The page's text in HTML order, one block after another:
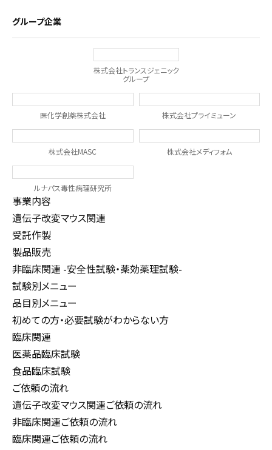
グループ企業
株式会社トランスジェニック
グループ
医化学創薬株式会社 株式会社プライミューン
株式会社MASC 株式会社メディフォム
ルナパス毒性病理研究所
事業内容
遺伝子改変マウス関連
受託作製
製品販売
非臨床関連 -安全性試験・薬効薬理試験-
試験別メニュー
品目別メニュー
初めての方・必要試験がわからない方
臨床関連
医薬品臨床試験
食品臨床試験
ご依頼の流れ
遺伝子改変マウス関連ご依頼の流れ
非臨床関連ご依頼の流れ
臨床関連ご依頼の流れ